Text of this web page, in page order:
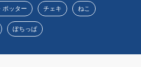
ポッター チェキ ねこ
ぽちっぱ